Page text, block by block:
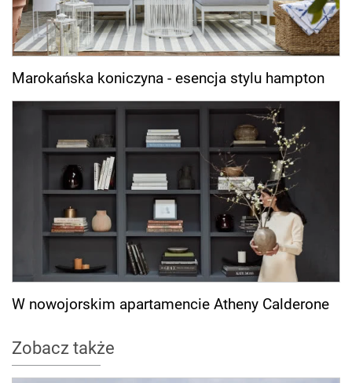
Marokańska koniczyna - esencja stylu hampton
W nowojorskim apartamencie Atheny Calderone
Zobacz także